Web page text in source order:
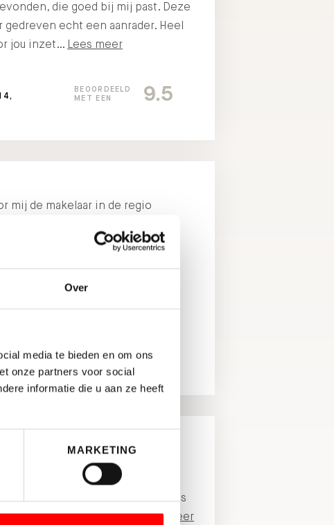
Over
media te bieden en om ons
onze partners voor social
informatie die u aan ze heeft
MARKETING
die goed bij mij past. Deze
gedreven echt een aanrader. Heel
jou inzet… Lees meer
BEOORDEELD
MET EEN
9.5
mij de makelaar in de regio
in de omgang. Ik kijk terug op
we binnenkort opnieuw…
MET EEN
10
over Waltmann Makelaars,
en Casper de Bie zijn zeer
op alles snel en kordaat. Het is
hun samen te werken.Lees meer